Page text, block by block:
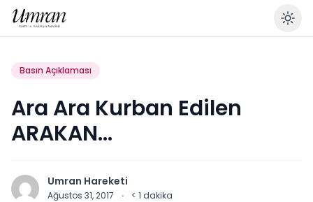
Basın Açıklaması
Ara Ara Kurban Edilen
ARAKAN…
Umran Hareketi
Ağustos 31, 2017 · < 1 dakika